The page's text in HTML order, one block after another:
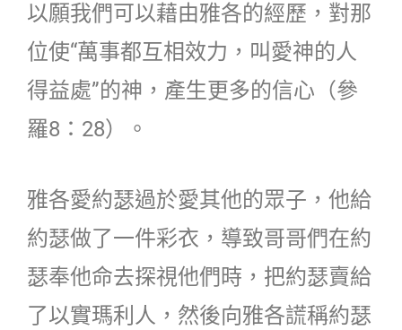
以願我們可以藉由雅各的經歷，對那
位使“萬事都互相效力，叫愛神的人
得益處”的神，產生更多的信心（參
羅8：28）。
雅各愛約瑟過於愛其他的眾子，他給
約瑟做了一件彩衣，導致哥哥們在約
瑟奉他命去探視他們時，把約瑟賣給
了以實瑪利人，然後向雅各謊稱約瑟